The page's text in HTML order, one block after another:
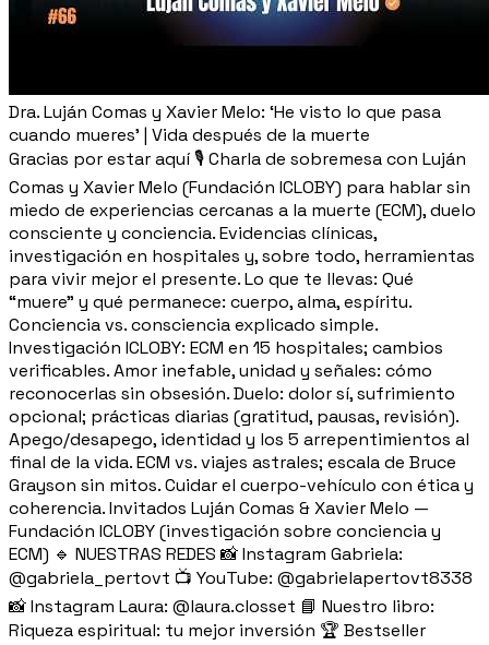
Dra. Luján Comas y Xavier Melo: ‘He visto lo que pasa
cuando mueres’ | Vida después de la muerte
Gracias por estar aquí 🎙️ Charla de sobremesa con Luján
Comas y Xavier Melo (Fundación ICLOBY) para hablar sin
miedo de experiencias cercanas a la muerte (ECM), duelo
consciente y conciencia. Evidencias clínicas,
investigación en hospitales y, sobre todo, herramientas
para vivir mejor el presente. Lo que te llevas: Qué
“muere” y qué permanece: cuerpo, alma, espíritu.
Conciencia vs. consciencia explicado simple.
Investigación ICLOBY: ECM en 15 hospitales; cambios
verificables. Amor inefable, unidad y señales: cómo
reconocerlas sin obsesión. Duelo: dolor sí, sufrimiento
opcional; prácticas diarias (gratitud, pausas, revisión).
Apego/desapego, identidad y los 5 arrepentimientos al
final de la vida. ECM vs. viajes astrales; escala de Bruce
Grayson sin mitos. Cuidar el cuerpo-vehículo con ética y
coherencia. Invitados Luján Comas & Xavier Melo —
Fundación ICLOBY (investigación sobre conciencia y
ECM) 🔹 NUESTRAS REDES 📸 Instagram Gabriela:
@gabriela_pertovt 📺 YouTube: @gabrielapertovt8338
📸 Instagram Laura: @laura.closset 📘 Nuestro libro:
Riqueza espiritual: tu mejor inversión 🏆 Bestseller